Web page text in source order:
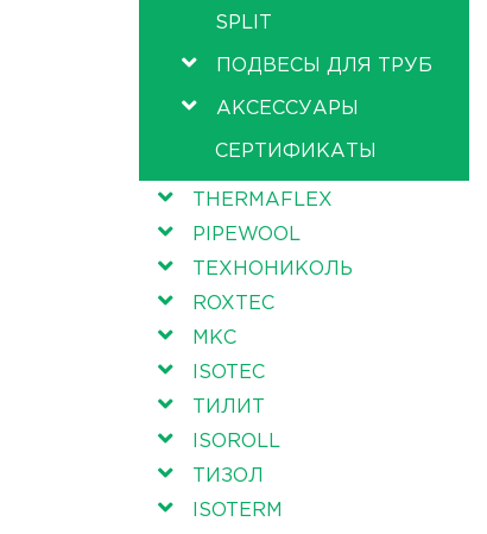
SPLIT
ПОДВЕСЫ ДЛЯ ТРУБ
АКСЕССУАРЫ
СЕРТИФИКАТЫ
THERMAFLEX
PIPEWOOL
ТЕХНОНИКОЛЬ
ROXTEC
МКС
ISOTEC
ТИЛИТ
ISOROLL
ТИЗОЛ
ISOTERM